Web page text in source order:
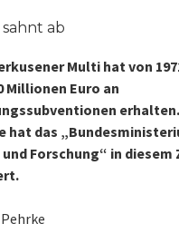
sahnt ab
Multi hat von
Millionen Euro an
erhalten.
hat das
Forschung“ in diesem